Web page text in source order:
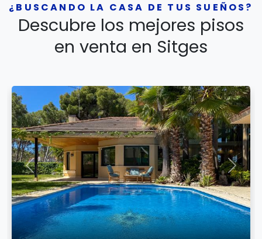
¿BUSCANDO LA CASA DE TUS SUEÑOS?
Descubre los mejores pisos
en venta en Sitges
Previous Next